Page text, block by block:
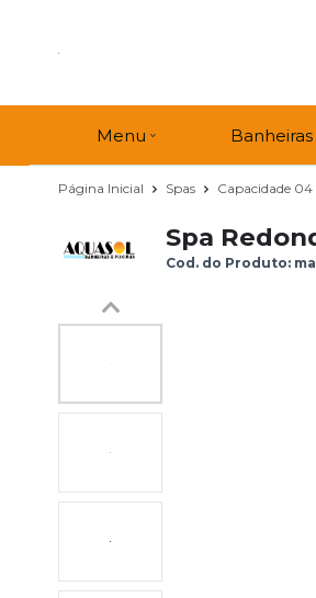
Menu Banheiras
Página Inicial Spas Capacidade 04
Spa
Cod. do Produto: